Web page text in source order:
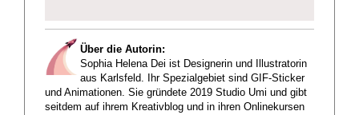
Über die Autorin:
Sophia Helena Dei ist Designerin und Illustratorin
aus Karlsfeld. Ihr Spezialgebiet sind GIF-Sticker
und Animationen. Sie gründete 2019 Studio Umi und gibt
seitdem auf ihrem Kreativblog und in ihren Onlinekursen